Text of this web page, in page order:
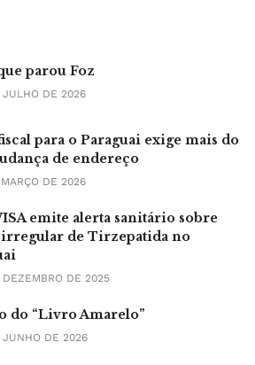
parou Foz
DE 2026
para o Paraguai exige mais do
de endereço
DE 2026
emite alerta sanitário sobre
irregular de Tirzepatida no
DE 2025
do “Livro Amarelo”
DE 2026